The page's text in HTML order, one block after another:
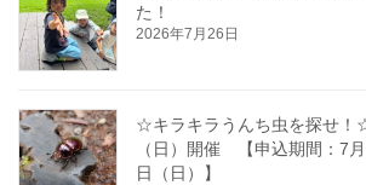
た！
2026年7月26日
☆キラキラうんち虫を探せ！
（日）開催 【申込期間：7
日（日）】